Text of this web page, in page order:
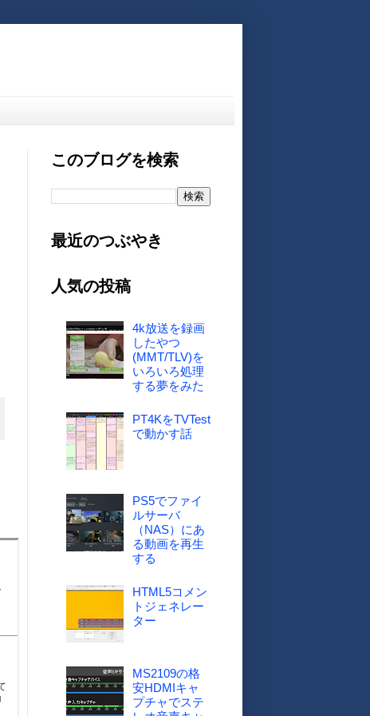
このブログを検索
最近のつぶやき
人気の投稿
4k放送を録画
したやつ
(MMT/TLV)を
いろいろ処理
する夢をみた
PT4KをTVTest
で動かす話
PS5でファイ
ルサーバ
（NAS）にあ
る動画を再生
する
HTML5コメン
トジェネレー
ター
MS2109の格
安HDMIキャ
プチャでステ